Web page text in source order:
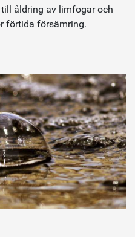
åldring av limfogar och
förtida försämring.